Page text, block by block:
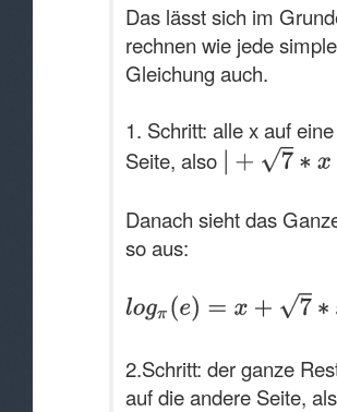
Das lässt sich im
rechnen wie jede simple
Gleichung auch.
1. Schritt: alle x auf eine
Seite, also
Danach sieht das
so aus:
2.Schritt: der ganze
auf die andere Seite,